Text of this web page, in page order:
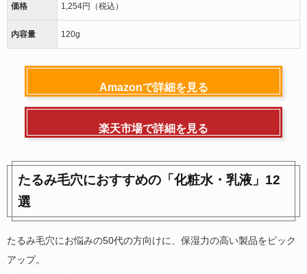
価格 1,254円（税込）
内容量 120g
Amazonで詳細を見る
楽天市場で詳細を見る
たるみ毛穴におすすめの「化粧水・乳液」12
選
たるみ毛穴にお悩みの50代の方向けに、保湿力の高い製品をピック
アップ。